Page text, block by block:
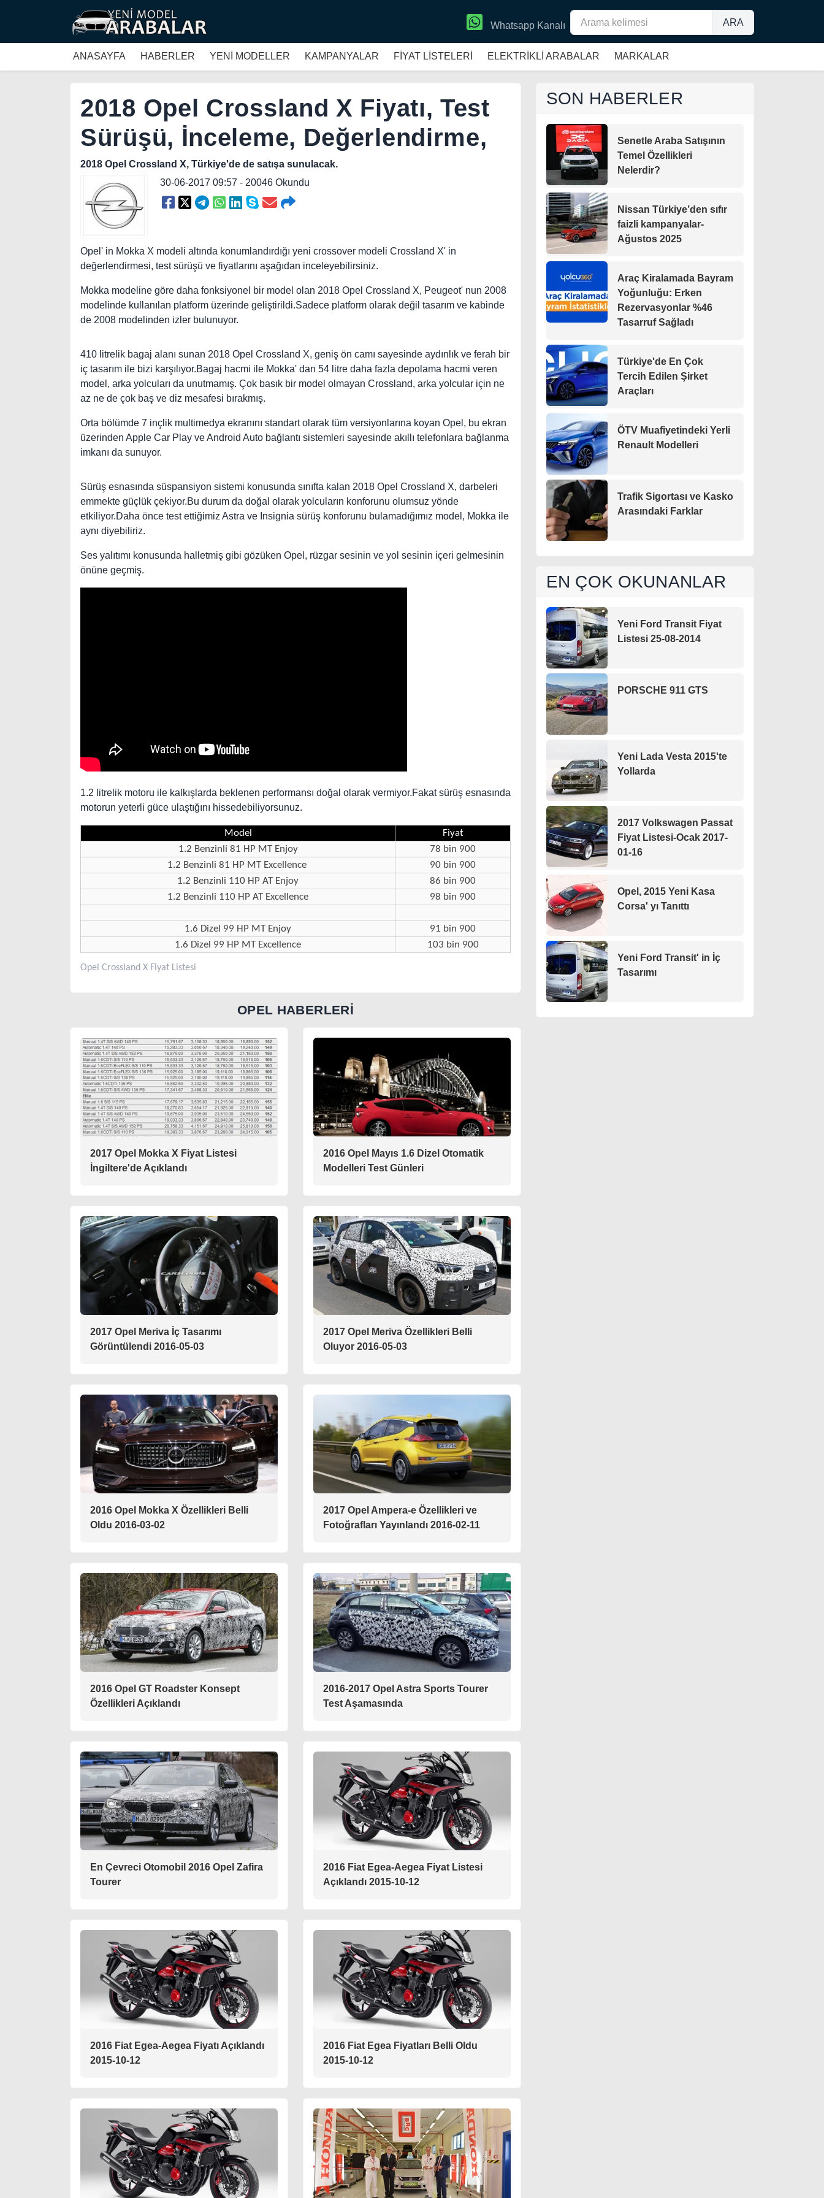
ARA
Whatsapp Kanalı
ANASAYFA HABERLER YENİ MODELLER KAMPANYALAR FİYAT LİSTELERİ ELEKTRİKLİ ARABALAR MARKALAR
2018 Opel Crossland X Fiyatı, Test
Sürüşü, İnceleme, Değerlendirme,
2018 Opel Crossland X, Türkiye'de de satışa sunulacak.
30-06-2017 09:57 - 20046 Okundu
Opel' in Mokka X modeli altında konumlandırdığı yeni crossover modeli Crossland X' in
değerlendirmesi, test sürüşü ve fiyatlarını aşağıdan inceleyebilirsiniz.
Mokka modeline göre daha fonksiyonel bir model olan 2018 Opel Crossland X, Peugeot' nun 2008
modelinde kullanılan platform üzerinde geliştirildi.Sadece platform olarak değil tasarım ve kabinde
de 2008 modelinden izler bulunuyor.
410 litrelik bagaj alanı sunan 2018 Opel Crossland X, geniş ön camı sayesinde aydınlık ve ferah bir
iç tasarım ile bizi karşılıyor.Bagaj hacmi ile Mokka' dan 54 litre daha fazla depolama hacmi veren
model, arka yolcuları da unutmamış. Çok basık bir model olmayan Crossland, arka yolcular için ne
az ne de çok baş ve diz mesafesi bırakmış.
Orta bölümde 7 inçlik multimedya ekranını standart olarak tüm versiyonlarına koyan Opel, bu ekran
üzerinden Apple Car Play ve Android Auto bağlantı sistemleri sayesinde akıllı telefonlara bağlanma
imkanı da sunuyor.
Sürüş esnasında süspansiyon sistemi konusunda sınıfta kalan 2018 Opel Crossland X, darbeleri
emmekte güçlük çekiyor.Bu durum da doğal olarak yolcuların konforunu olumsuz yönde
etkiliyor.Daha önce test ettiğimiz Astra ve Insignia sürüş konforunu bulamadığımız model, Mokka ile
aynı diyebiliriz.
Ses yalıtımı konusunda halletmiş gibi gözüken Opel, rüzgar sesinin ve yol sesinin içeri gelmesinin
önüne geçmiş.
1.2 litrelik motoru ile kalkışlarda beklenen performansı doğal olarak vermiyor.Fakat sürüş esnasında
motorun yeterli güce ulaştığını hissedebiliyorsunuz.
Opel Crossland X Fiyat Listesi
Model
Fiyat
1.2 Benzinli 81 HP MT Enjoy
78 bin 900
1.2 Benzinli 81 HP MT Excellence
90 bin 900
1.2 Benzinli 110 HP AT Enjoy
86 bin 900
1.2 Benzinli 110 HP AT Excellence
98 bin 900
1.6 Dizel 99 HP MT Enjoy
91 bin 900
1.6 Dizel 99 HP MT Excellence
103 bin 900
OPEL HABERLERİ
2017 Opel Mokka X Fiyat Listesi
İngiltere'de Açıklandı
2016 Opel Mayıs 1.6 Dizel Otomatik
Modelleri Test Günleri
2017 Opel Meriva İç Tasarımı
Görüntülendi 2016-05-03
2017 Opel Meriva Özellikleri Belli
Oluyor 2016-05-03
2016 Opel Mokka X Özellikleri Belli
Oldu 2016-03-02
2017 Opel Ampera-e Özellikleri ve
Fotoğrafları Yayınlandı 2016-02-11
2016 Opel GT Roadster Konsept
Özellikleri Açıklandı
2016-2017 Opel Astra Sports Tourer
Test Aşamasında
En Çevreci Otomobil 2016 Opel Zafira
Tourer
2016 Fiat Egea-Aegea Fiyat Listesi
Açıklandı 2015-10-12
2016 Fiat Egea-Aegea Fiyatı Açıklandı
2015-10-12
2016 Fiat Egea Fiyatları Belli Oldu
2015-10-12
SON HABERLER
Senetle Araba Satışının
Temel Özellikleri
Nelerdir?
Nissan Türkiye’den sıfır
faizli kampanyalar-
Ağustos 2025
Araç Kiralamada Bayram
Yoğunluğu: Erken
Rezervasyonlar %46
Tasarruf Sağladı
Türkiye'de En Çok
Tercih Edilen Şirket
Araçları
ÖTV Muafiyetindeki Yerli
Renault Modelleri
Trafik Sigortası ve Kasko
Arasındaki Farklar
EN ÇOK OKUNANLAR
Yeni Ford Transit Fiyat
Listesi 25-08-2014
PORSCHE 911 GTS
Yeni Lada Vesta 2015'te
Yollarda
2017 Volkswagen Passat
Fiyat Listesi-Ocak 2017-
01-16
Opel, 2015 Yeni Kasa
Corsa' yı Tanıttı
Yeni Ford Transit' in İç
Tasarımı